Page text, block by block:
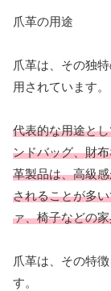
爪革の用途
爪革は、その独
用されています。
代表的な用途と
ンドバッグ、財
革製品は、高級
されることが多
ァ、椅子などの
爪革は、その特
す。